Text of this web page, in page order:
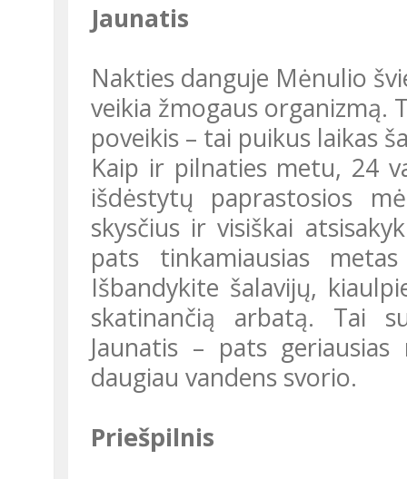
Jaunatis
Nakties danguje Mėnulio
veikia žmogaus organizmą.
poveikis – tai puikus laikas
Kaip ir pilnaties metu, 24 valandas reikia laikytis rekomendacijų,
išdėstytų paprastosios
skysčius ir visiškai
pats tinkamiausias
Išbandykite šalavijų,
skatinančią arbatą. Tai
Jaunatis – pats
daugiau vandens svorio.
Priešpilnis